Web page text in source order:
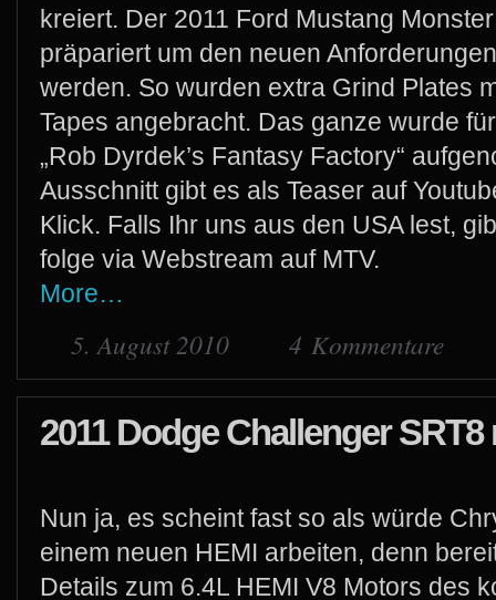
kreiert. Der 2011 Ford Mustang
präpariert um den neuen
werden. So wurden extra Grind Plates
Tapes angebracht. Das ganze wurde
„Rob Dyrdek’s Fantasy Factory“
Ausschnitt gibt es als Teaser auf
Klick. Falls Ihr uns aus den USA lest,
folge via Webstream auf MTV.
More…
5. August 2010 4 Kommentare
2011 Dodge Challenger SRT8
Nun ja, es scheint fast so als würde
einem neuen HEMI arbeiten, denn
Details zum 6.4L HEMI V8 Motors des